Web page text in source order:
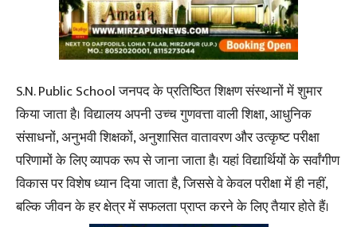
S.N. Public School जनपद के प्रतिष्ठित शिक्षण संस्थानों में शुमार
किया जाता है। विद्यालय अपनी उच्च गुणवत्ता वाली शिक्षा, आधुनिक
संसाधनों, अनुभवी शिक्षकों, अनुशासित वातावरण और उत्कृष्ट परीक्षा
परिणामों के लिए व्यापक रूप से जाना जाता है। यहां विद्यार्थियों के सर्वांगीण
विकास पर विशेष ध्यान दिया जाता है, जिससे वे केवल परीक्षा में ही नहीं,
बल्कि जीवन के हर क्षेत्र में सफलता प्राप्त करने के लिए तैयार होते हैं।